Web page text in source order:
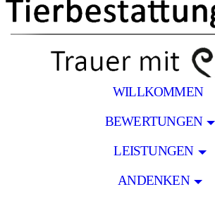
WILLKOMMEN
BEWERTUNGEN
LEISTUNGEN
ANDENKEN